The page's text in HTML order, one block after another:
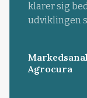
klarer sig
udviklingen
Agrocura